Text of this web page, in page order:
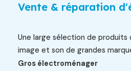
Vente & réparation
Une large sélection de produits
image et son de grandes
Gros électroménager